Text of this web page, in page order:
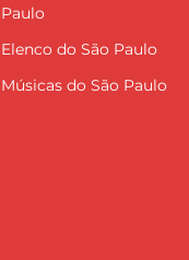
Paulo
Elenco do São Paulo
Músicas do São Paulo